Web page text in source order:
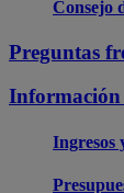
Consejo
Preguntas
Información
Ingresos